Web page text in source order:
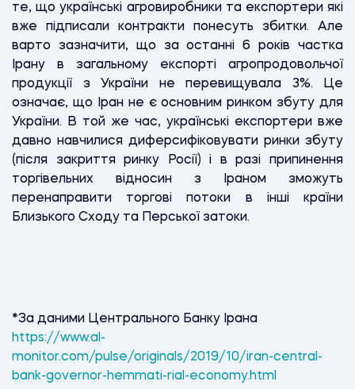
те, що українські агровиробники та експортери які
вже підписали контракти понесуть збитки. Але
варто зазначити, що за останні 6 років частка
Ірану в загальному експорті агропродовольчої
продукції з України не перевищувала 3%. Це
означає, що Іран не є основним ринком збуту для
України. В той же час, українські експортери вже
давно навчилися диферсифіковувати ринки збуту
(після закриття ринку Росії) і в разі припинення
торгівельних відносин з Іраном зможуть
перенаправити торгові потоки в інші країни
Близького Сходу та Перської затоки.
*За даними Центрального Банку Ірана
https://www.al-
monitor.com/pulse/originals/2019/10/iran-central-
bank-governor-hemmati-rial-economy.html